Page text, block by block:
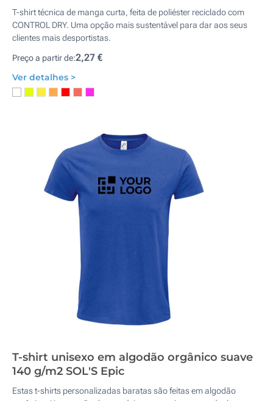
T-shirt técnica de manga curta, feita de poliéster reciclado com
CONTROL DRY. Uma opção mais sustentável para dar aos seus
clientes mais desportistas.
Preço a partir de:2,27 €
Ver detalhes >
T-shirt unisexo em algodão orgânico suave
140 g/m2 SOL'S Epic
Estas t-shirts personalizadas baratas são feitas em algodão